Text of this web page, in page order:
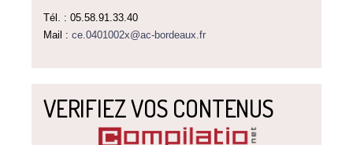
Tél. : 05.58.91.33.40
Mail : ce.0401002x@ac-bordeaux.fr
VERIFIEZ VOS CONTENUS